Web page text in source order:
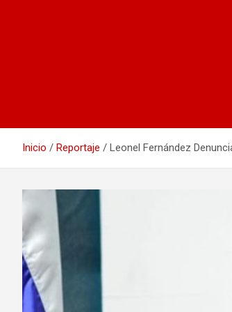
Inicio Reportaje Leonel Fernández